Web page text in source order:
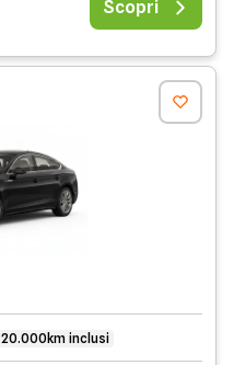
Scopri
20.000km inclusi